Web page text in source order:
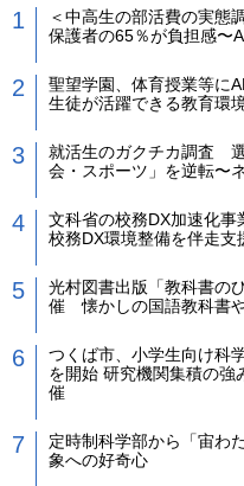
＜中高生の部活費の実態
保護者の65％が負担感〜
聖望学園、体育授業等に
生徒が活躍できる教育環
就活生のガクチカ調査
会・スポーツ」を逆転〜
文科省の校務DX加速化
校務DX環境整備を伴走支
光村図書出版「教科書の
催 懐かしの国語教科書
つくば市、小学生向け科
を開始 研究機関集積の強
催
定時制科学部から「宙わ
象への好奇心